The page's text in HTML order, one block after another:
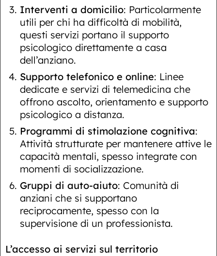
Interventi a domicilio: Particolarmente
utili per chi ha difficoltà di mobilità,
questi servizi portano il supporto
psicologico direttamente a casa
dell’anziano.
Supporto telefonico e online: Linee
dedicate e servizi di telemedicina che
offrono ascolto, orientamento e supporto
psicologico a distanza.
Programmi di stimolazione cognitiva:
Attività strutturate per mantenere attive le
capacità mentali, spesso integrate con
momenti di socializzazione.
Gruppi di auto-aiuto: Comunità di
anziani che si supportano
reciprocamente, spesso con la
supervisione di un professionista.
L’accesso ai servizi sul territorio